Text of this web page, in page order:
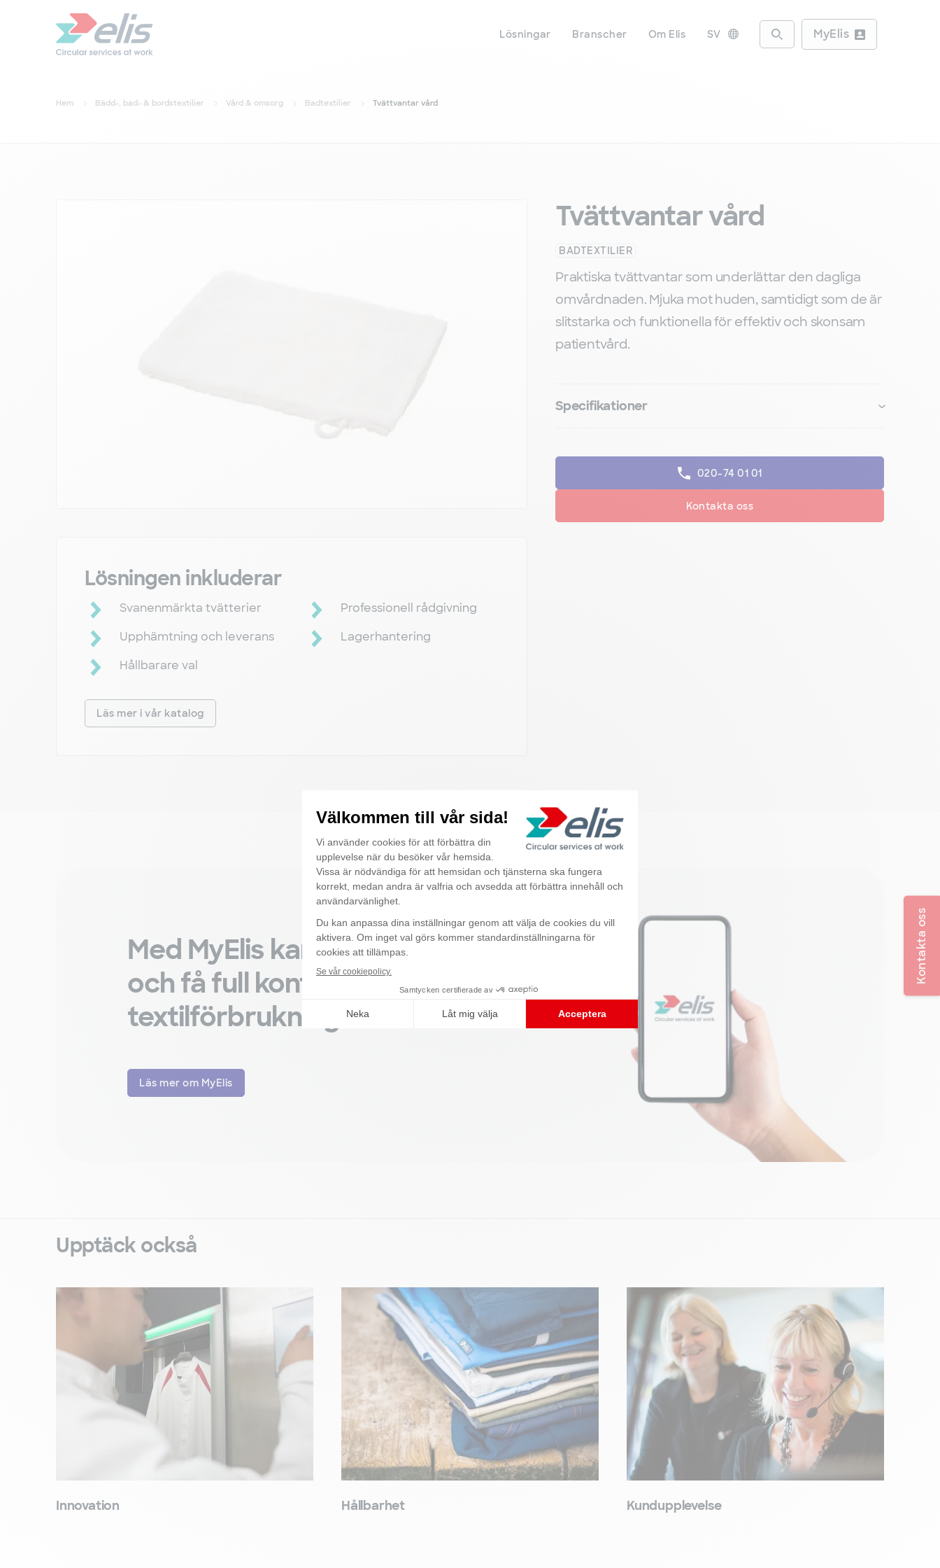
huvudinnehåll
Lösningar Branscher Om Elis
SV
, Byt språk
Access the search engine
MyElis
Hem Bädd-, bad- & bordstextilier Vård & omsorg Badtextilier Tvättvantar vård
Lösningen inkluderar
Svanenmärkta tvätterier
Professionell rådgivning
Upphämtning och leverans
Lagerhantering
Hållbarare val
Läs mer i vår katalog
Tvättvantar vård
BADTEXTILIER
Praktiska tvättvantar som underlättar den dagliga
omvårdnaden. Mjuka mot huden, samtidigt som de är
slitstarka och funktionella för effektiv och skonsam
patientvård.
Specifikationer
020-74 01 01
Kontakta oss
Med MyElis kan du spåra
och få full kontroll över
textilförbrukningen.
Läs mer om MyElis
Upptäck också
Innovation Hållbarhet Kundupplevelse
Kontakta oss